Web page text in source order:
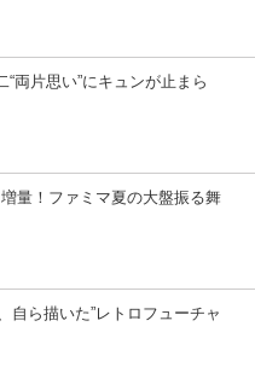
両片思い”にキュンが止まら
量！ファミマ夏の大盤振る舞
ら描いた”レトロフューチャ